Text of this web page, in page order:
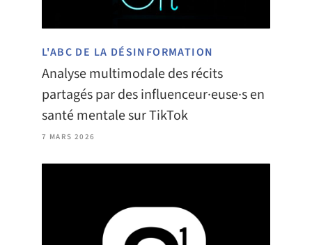
L'ABC DE LA DÉSINFORMATION
Analyse multimodale des récits
partagés par des influenceur·euse·s en
santé mentale sur TikTok
7 MARS 2026